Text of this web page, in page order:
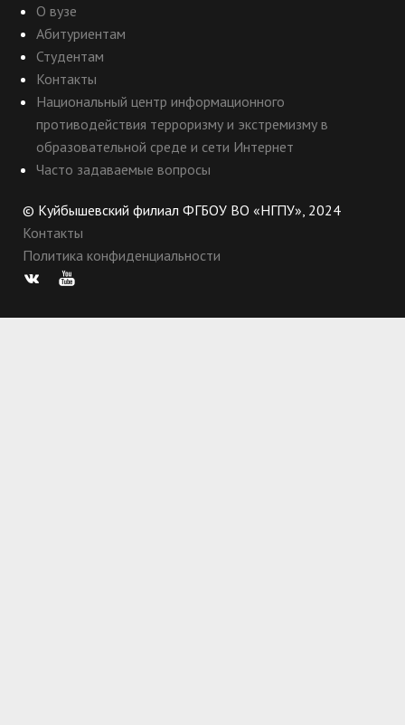
О вузе
Абитуриентам
Студентам
Контакты
Национальный центр информационного
противодействия терроризму и экстремизму в
образовательной среде и сети Интернет
Часто задаваемые вопросы
© Куйбышевский филиал ФГБОУ ВО «НГПУ», 2024
Контакты
Политика конфиденциальности